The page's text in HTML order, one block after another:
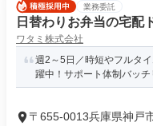
業務委託
日替わりお弁当の宅配
ワタミ株式会社
週2～5日／時短やフルタ
躍中！サポート体制バッチ
〒655-0013兵庫県神戸